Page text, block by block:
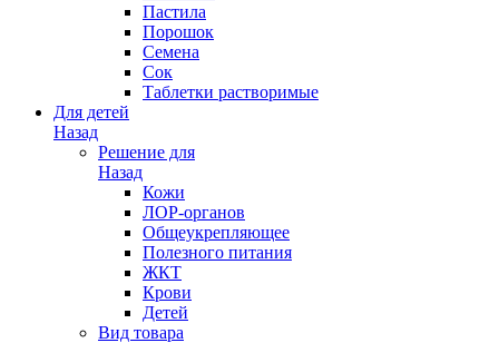
Пастила
Порошок
Семена
Сок
Таблетки растворимые
Для детей
Назад
Решение для
Назад
Кожи
ЛОР-органов
Общеукрепляющее
Полезного питания
ЖКТ
Крови
Детей
Вид товара